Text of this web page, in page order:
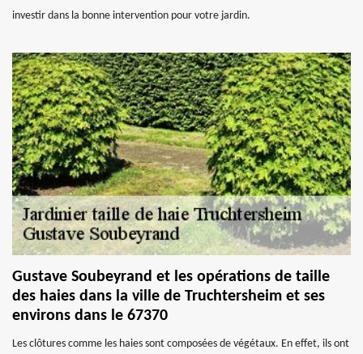
investir dans la bonne intervention pour votre jardin.
Gustave Soubeyrand et les opérations de taille
des haies dans la ville de Truchtersheim et ses
environs dans le 67370
Les clôtures comme les haies sont composées de végétaux. En effet, ils ont